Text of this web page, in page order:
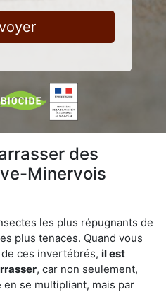
des
Minervois
les plus répugnants de
plus tenaces. Quand vous
ces invertébrés, il est
, car non seulement,
se multipliant, mais par